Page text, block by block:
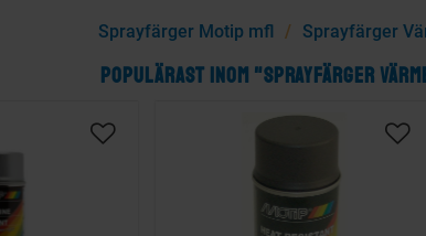
Sprayfärger Motip mfl Sprayfärger
POPULÄRAST INOM "SPRAYFÄRGER